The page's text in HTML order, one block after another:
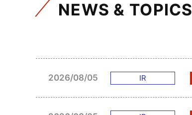
NEWS & TOPICS
2026/08/05 IR